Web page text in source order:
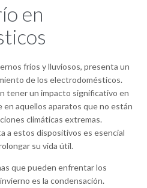
en
fríos y lluviosos, presenta un
de los electrodomésticos.
tener un impacto significativo en
aquellos aparatos que no están
climáticas extremas.
a estos dispositivos es esencial
su vida útil.
que pueden enfrentar los
es la condensación.